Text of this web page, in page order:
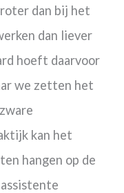
dan bij het
dan liever
hoeft daarvoor
we zetten het
kan het
hangen op de